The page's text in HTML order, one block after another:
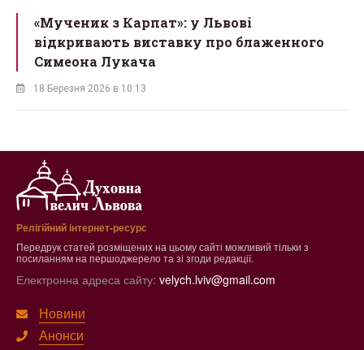
«Мученик з Карпат»: у Львові
відкривають виставку про блаженного
Симеона Лукача
18 Березня 2026 в 10:13
Релігійний інтернет-ресурс
Передрук статей розміщених на цьому сайті можливий тільки з
посиланням на першоджерело та зі згоди редакції.
Електронна адреса сайту: velych.lviv@gmail.com
Новини
Анонси